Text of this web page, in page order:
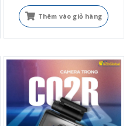
Thêm vào giỏ hàng